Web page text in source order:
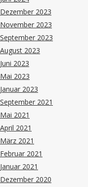
Dezember 2023
November 2023
September 2023
August 2023
Juni 2023
Mai 2023
Januar 2023
September 2021
Mai 2021
April 2021
März 2021
Februar 2021
Januar 2021
Dezember 2020